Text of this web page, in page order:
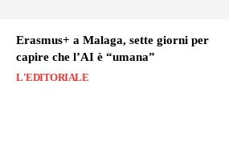
Erasmus+ a Malaga, sette giorni per
capire che l’AI è “umana”
L'EDITORIALE